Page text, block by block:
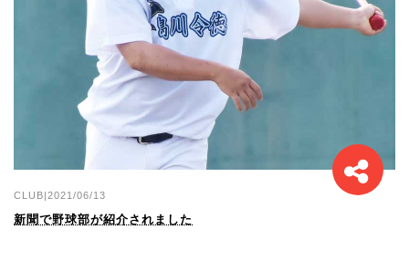
CLUB|2021/06/13
新聞で野球部が紹介されました